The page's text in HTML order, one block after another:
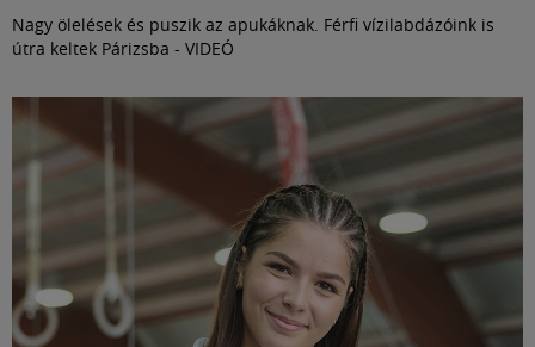
Nagy ölelések és puszik az apukáknak. Férfi vízilabdázóink is
útra keltek Párizsba - VIDEÓ